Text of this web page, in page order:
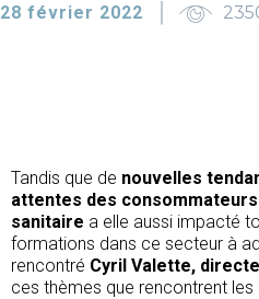
28 février 2022
Tandis que de nouvelles
attentes des
sanitaire a elle aussi impacté
formations dans ce secteur à
rencontré Cyril Valette,
ces thèmes que rencontrent les